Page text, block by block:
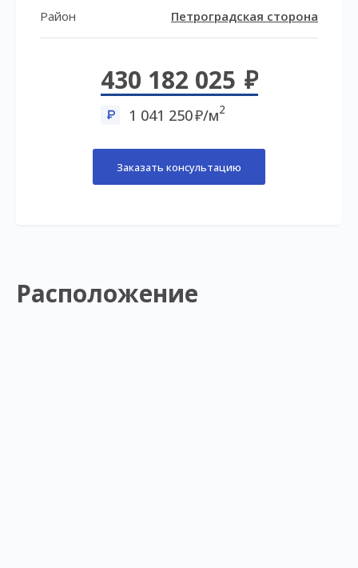
Район Петроградская сторона
430 182 025
1 041 250 /м2
Заказать консультацию
Расположение